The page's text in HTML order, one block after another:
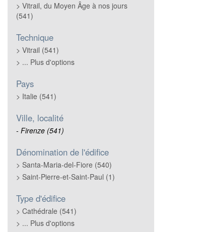
Vitrail, du Moyen Âge à nos jours
(541)
Technique
Vitrail (541)
... Plus d'options
Pays
Italie (541)
Ville, localité
Firenze (541)
Dénomination de l'édifice
Santa-Maria-del-Fiore (540)
Saint-Pierre-et-Saint-Paul (1)
Type d'édifice
Cathédrale (541)
... Plus d'options